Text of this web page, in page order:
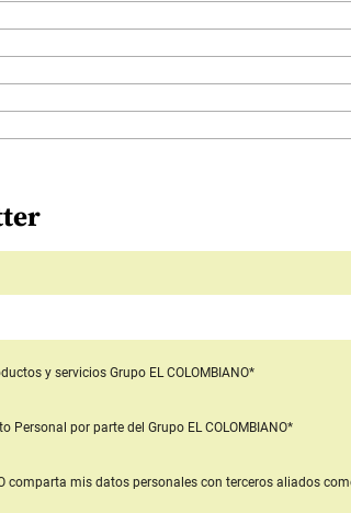
y servicios Grupo EL COLOMBIANO*
Personal por parte del Grupo EL COLOMBIANO*
comparta mis datos personales con terceros aliados